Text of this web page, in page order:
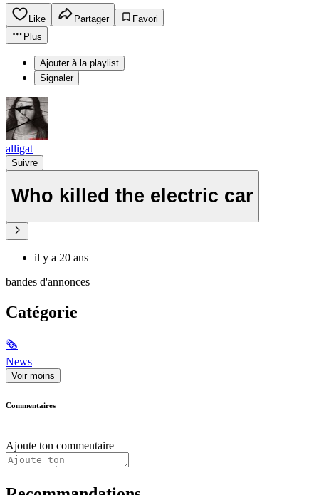
Like Partager
Favori
Plus
Ajouter à la playlist
Signaler
alligat
Suivre
Who killed the electric car
il y a 20 ans
bandes d'annonces
Catégorie
🗞
News
Voir moins
Commentaires
Ajoute ton commentaire